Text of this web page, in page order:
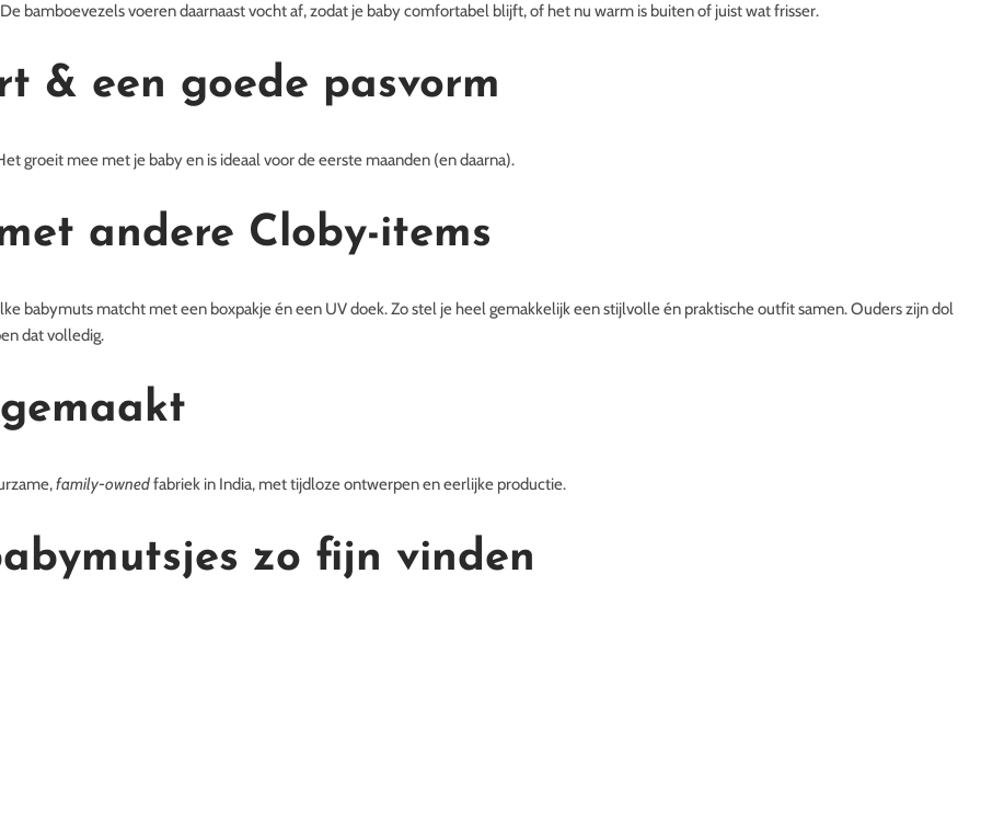
bamboevezels voeren daarnaast vocht af, zodat je baby comfortabel blijft, of het nu warm is buiten of juist wat frisser.
& een goede pasvorm
groeit mee met je baby en is ideaal voor de eerste maanden (en daarna).
andere Cloby-items
babymuts matcht met een boxpakje én een UV doek. Zo stel je heel gemakkelijk een stijlvolle én praktische outfit samen. Ouders zijn dol
dat volledig.
family-ownedfabriek in India, met tijdloze ontwerpen en eerlijke productie.
zo fijn vinden